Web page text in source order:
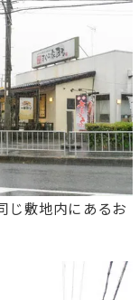
じ敷地内にあるお